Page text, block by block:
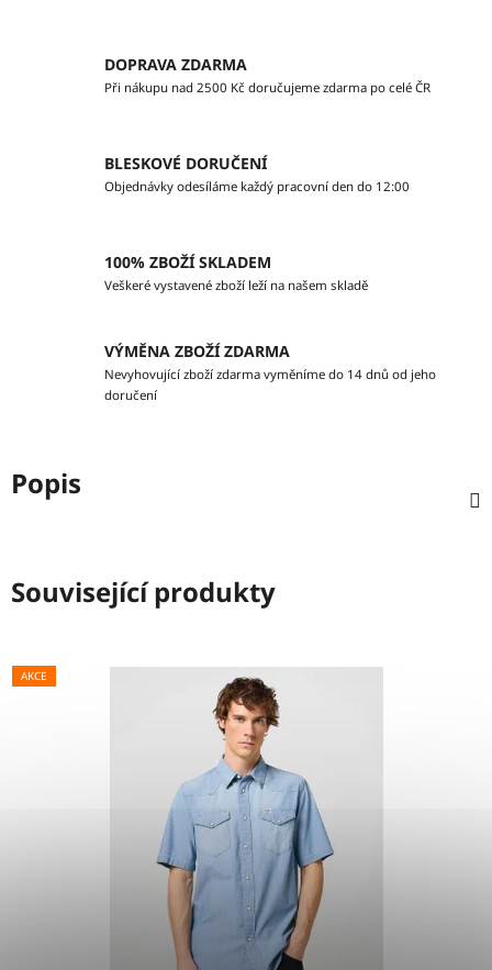
DOPRAVA ZDARMA
Při nákupu nad 2500 Kč doručujeme zdarma po celé ČR
BLESKOVÉ DORUČENÍ
Objednávky odesíláme každý pracovní den do 12:00
100% ZBOŽÍ SKLADEM
Veškeré vystavené zboží leží na našem skladě
VÝMĚNA ZBOŽÍ ZDARMA
Nevyhovující zboží zdarma vyměníme do 14 dnů od jeho
doručení
Popis
Související produkty
AKCE